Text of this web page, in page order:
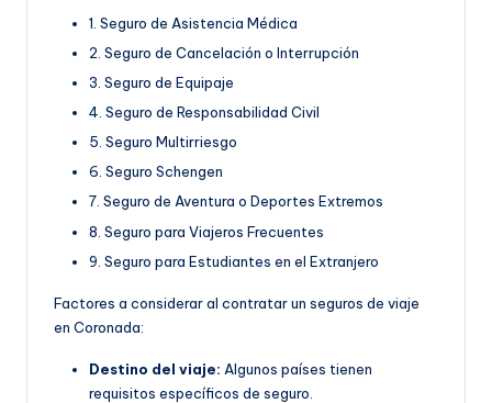
1. Seguro de Asistencia Médica
2. Seguro de Cancelación o Interrupción
3. Seguro de Equipaje
4. Seguro de Responsabilidad Civil
5. Seguro Multirriesgo
6. Seguro Schengen
7. Seguro de Aventura o Deportes Extremos
8. Seguro para Viajeros Frecuentes
9. Seguro para Estudiantes en el Extranjero
Factores a considerar al contratar un seguros de viaje
en Coronada:
Destino del viaje: Algunos países tienen
requisitos específicos de seguro.